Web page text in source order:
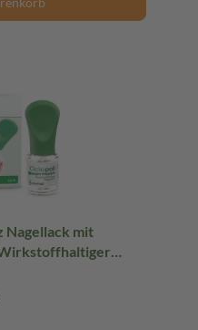
Nagellack mit